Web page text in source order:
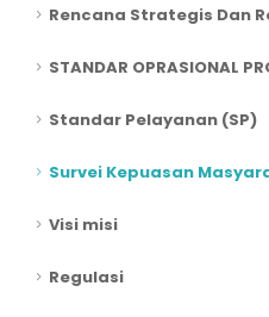
Rencana Strategis Dan
STANDAR OPRASIONAL
Standar Pelayanan (SP)
Survei Kepuasan
Visi misi
Regulasi